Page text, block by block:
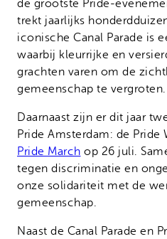
de grootste Pride-
trekt jaarlijks
iconische Canal Parade is
waarbij kleurrijke en
grachten varen om de
gemeenschap te vergroten.
Daarnaast zijn er dit jaar
Pride Amsterdam: de Pride
Pride March op 26 juli.
tegen discriminatie en
onze solidariteit met de
gemeenschap.
Naast de Canal Parade en